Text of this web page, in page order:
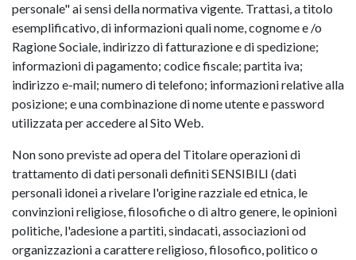
personale" ai sensi della normativa vigente. Trattasi, a titolo
esemplificativo, di informazioni quali nome, cognome e /o
Ragione Sociale, indirizzo di fatturazione e di spedizione;
informazioni di pagamento; codice fiscale; partita iva;
indirizzo e-mail; numero di telefono; informazioni relative alla
posizione; e una combinazione di nome utente e password
utilizzata per accedere al Sito Web.
Non sono previste ad opera del Titolare operazioni di
trattamento di dati personali definiti SENSIBILI (dati
personali idonei a rivelare l'origine razziale ed etnica, le
convinzioni religiose, filosofiche o di altro genere, le opinioni
politiche, l'adesione a partiti, sindacati, associazioni od
organizzazioni a carattere religioso, filosofico, politico o